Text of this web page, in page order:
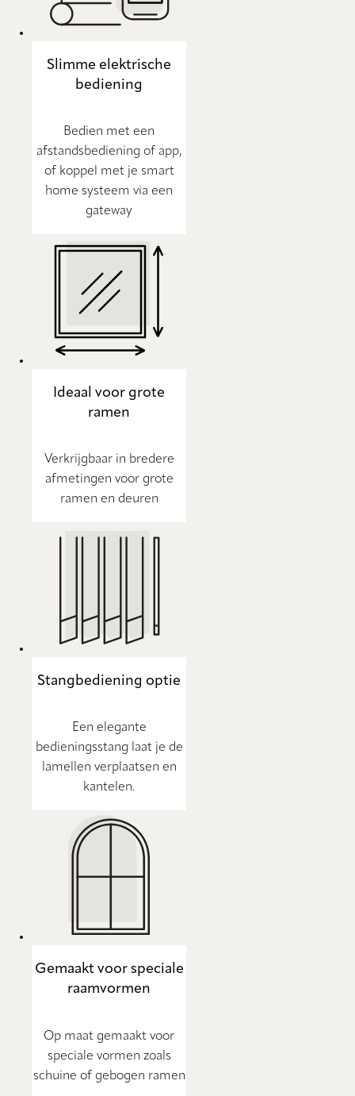
Slimme elektrische
bediening
Bedien met een
afstandsbediening of app,
of koppel met je smart
home systeem via een
gateway
Ideaal voor grote
ramen
Verkrijgbaar in bredere
afmetingen voor grote
ramen en deuren
Stangbediening optie
Een elegante
bedieningsstang laat je de
lamellen verplaatsen en
kantelen.
Gemaakt voor speciale
raamvormen
Op maat gemaakt voor
speciale vormen zoals
schuine of gebogen ramen